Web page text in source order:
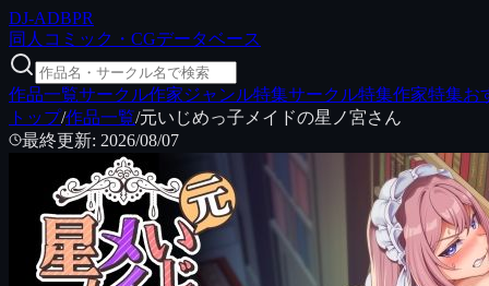
DJ-ADBPR
同人コミック・CGデータベース
作品一覧サークル作家ジャンル特集サークル特集作家特集お
トップ/作品一覧/元いじめっ子メイドの星ノ宮さん
最終更新: 2026/08/07